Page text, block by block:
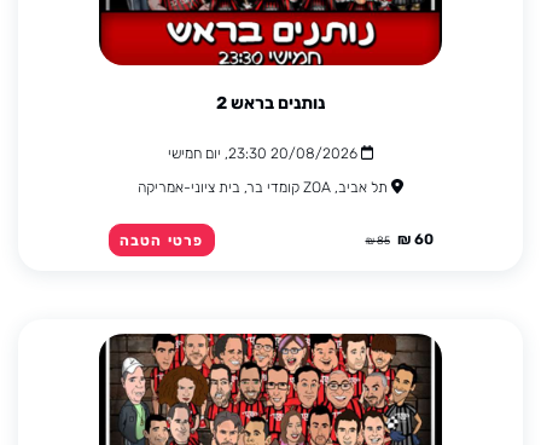
נותנים בראש 2
20/08/2026 23:30, יום חמישי
תל אביב, ZOA קומדי בר, בית ציוני-אמריקה
60 ₪
85 ₪ פרטי הטבה